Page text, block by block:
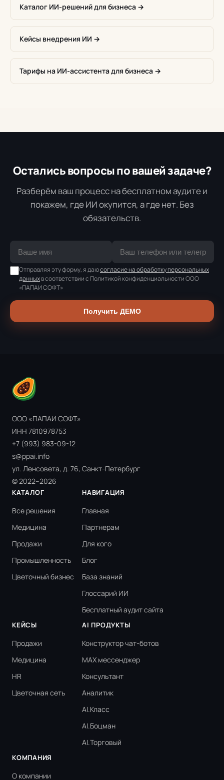
Каталог ИИ-решений для бизнеса →
Кейсы внедрения ИИ →
Тарифы на ИИ-ассистента для бизнеса →
Остались вопросы по вашей задаче?
Разберём ваш процесс на бесплатном аудите и
покажем, где ИИ окупится, а где нет. Без
обязательств.
Отправляя эту форму, я даюсогласие на обработку персональных
данныхв соответствии с Политикой конфиденциальности ООО
«ПАПАИ СОФТ»
Получить ДЕМО
ООО «ПАПАИ СОФТ»
ИНН 7810978753
+7 (993) 983-09-12
s@ppai.info
ул. Ленсовета, д. 76, Санкт-Петербург
© 2022–2026
КАТАЛОГ
Все решения
Медицина
Продажи
Промышленность
Цветочный бизнес
НАВИГАЦИЯ
Главная
Партнерам
Для кого
Блог
База знаний
Глоссарий ИИ
Бесплатный аудит сайта
КЕЙСЫ
Продажи
Медицина
HR
Цветочная сеть
AI ПРОДУКТЫ
Конструктор чат-ботов
MAX мессенджер
Консультант
Аналитик
AI.Класс
AI.Боцман
AI.Торговый
КОМПАНИЯ
О компании